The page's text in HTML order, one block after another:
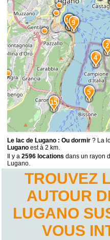
15
12
119
5
4
2
Le lac de Lugano : Ou dormir ? La
Lugano est à 2 km.
Il y a2596 locations dans un rayon
Lugano.
TROUVEZ
AUTOUR
LUGANO
VOUS